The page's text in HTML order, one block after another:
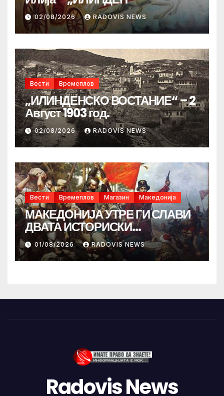
02/08/2026 RADOVIS NEWS
Вести Времеплов
„ИЛИНДЕНСКО ВОСТАНИЕ“ – 2
Август 1903 год.
02/08/2026 RADOVIS NEWS
Вести Времеплов Магазин Македонија
МАКЕДОНИЈА УТРЕ ГИ СЛАВИ
ДВАТА ИСТОРИСКИ
ИЛИНДЕНА!
01/08/2026 RADOVIS NEWS
Radovis News